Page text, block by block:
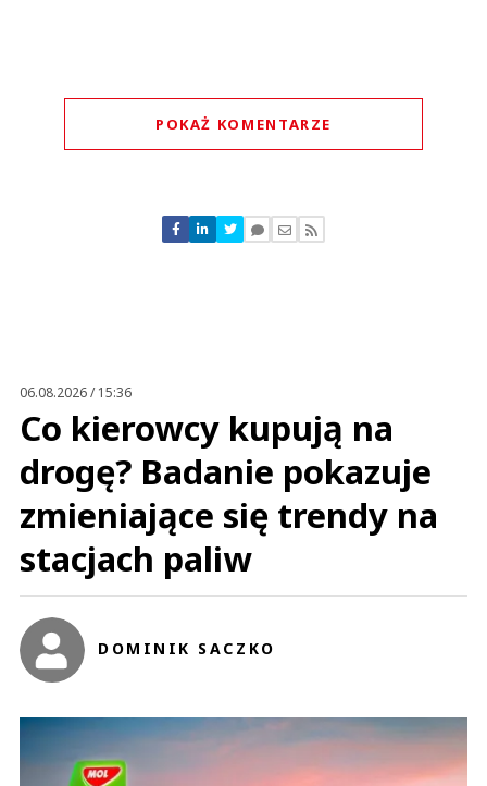
POKAŻ KOMENTARZE
Nie znaleziono komentarzy
Zostaw swoje komentarze
06.08.2026 / 15:36
Co kierowcy kupują na
drogę? Badanie pokazuje
zmieniające się trendy na
stacjach paliw
DOMINIK SACZKO